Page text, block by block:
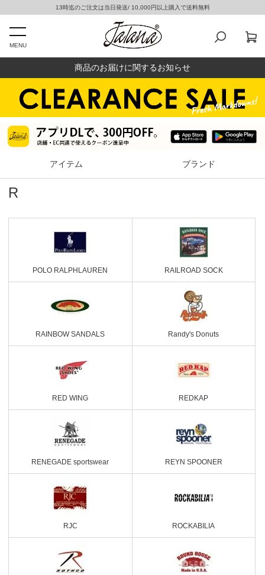
13時迄のご注文は当日発送/ 10,000円以上購入で送料無料
MENU
商品のお届けに関するお知らせ
アイテム ブランド
R
POLO RALPHLAUREN RAILROAD SOCK
RAINBOW SANDALS Randy's Donuts
RED WING REDKAP
RENEGADE sportswear REYN SPOONER
RJC ROCKABILIA